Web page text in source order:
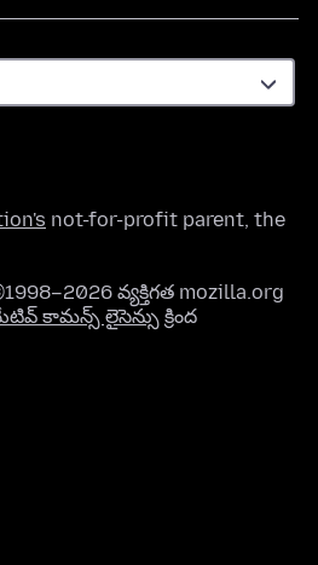
not-for-profit parent, the
వ్యక్తిగత mozilla.org
కామన్స్ లైసెన్సు క్రింద